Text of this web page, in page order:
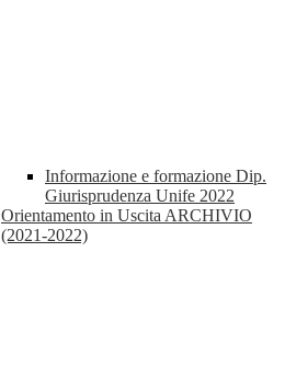
Informazione e formazione Dip.
Giurisprudenza Unife 2022
Orientamento in Uscita ARCHIVIO
(2021-2022)